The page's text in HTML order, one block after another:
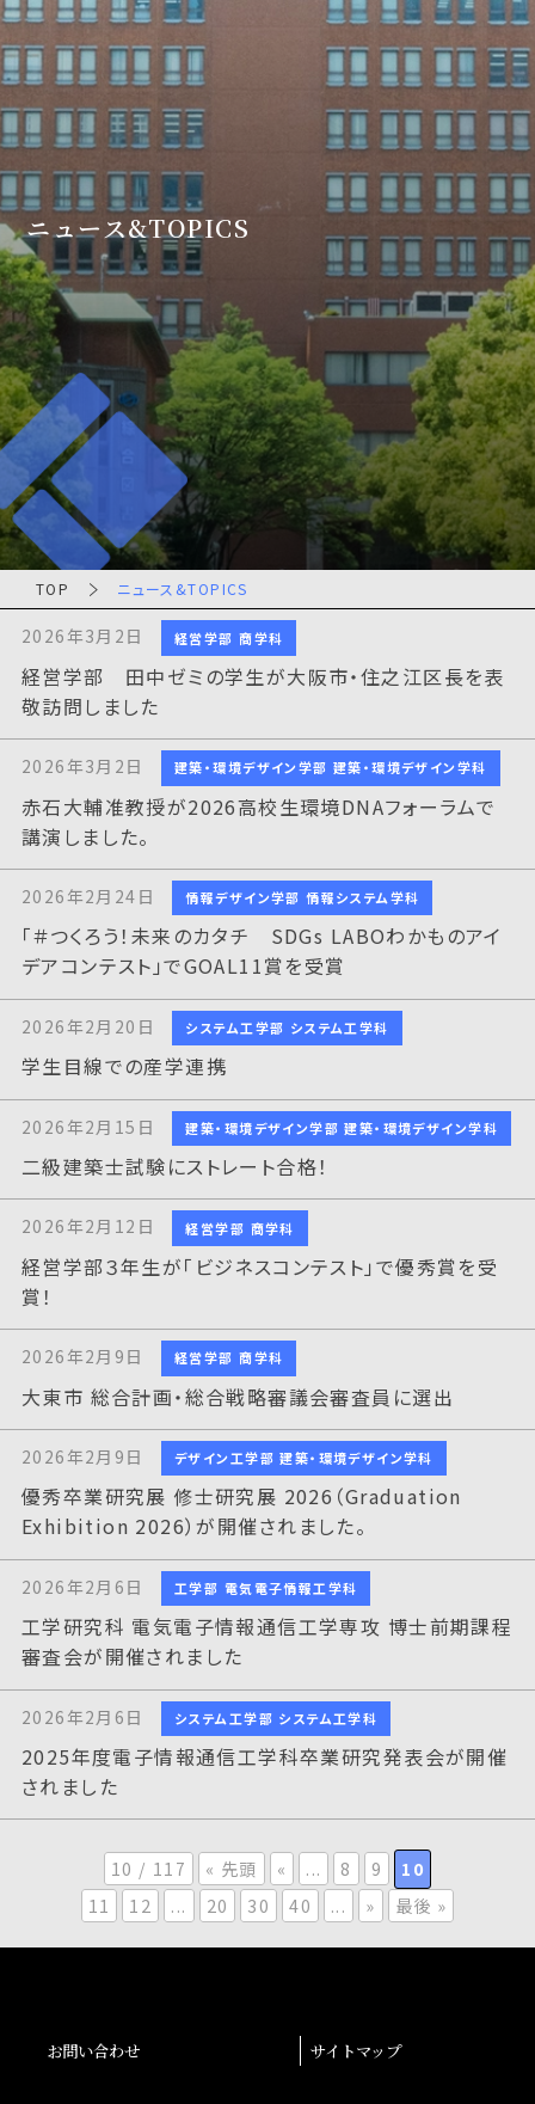
ニュース&TOPICS
TOP ニュース&TOPICS
2026年3月2日 経営学部 商学科
経営学部 田中ゼミの学生が大阪市・住之江区長を表
敬訪問しました
2026年3月2日 建築・環境デザイン学部 建築・環境デザイン学科
赤石大輔准教授が2026高校生環境DNAフォーラムで
講演しました。
2026年2月24日 情報デザイン学部 情報システム学科
「＃つくろう！未来のカタチ SDGs LABOわかものアイ
デアコンテスト」でGOAL11賞を受賞
2026年2月20日 システム工学部 システム工学科
学生目線での産学連携
2026年2月15日 建築・環境デザイン学部 建築・環境デザイン学科
二級建築士試験にストレート合格！
2026年2月12日 経営学部 商学科
経営学部３年生が「ビジネスコンテスト」で優秀賞を受
賞！
2026年2月9日 経営学部 商学科
大東市 総合計画・総合戦略審議会審査員に選出
2026年2月9日 デザイン工学部 建築・環境デザイン学科
優秀卒業研究展 修士研究展 2026（Graduation
Exhibition 2026）が開催されました。
2026年2月6日 工学部 電気電子情報工学科
工学研究科 電気電子情報通信工学専攻 博士前期課程
審査会が開催されました
2026年2月6日 システム工学部 システム工学科
2025年度電子情報通信工学科卒業研究発表会が開催
されました
10 / 117 « 先頭 « ... 8 9
10
11
12 ... 20 30 40 ... » 最後 »
お問い合わせ サイトマップ